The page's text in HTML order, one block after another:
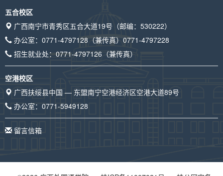
五合校区
广西南宁市青秀区五合大道19号（邮编：530222）
办公室： 0771-4797128 （兼传真） 0771-4797228
招生就业处： 0771-4797126 （兼传真）
空港校区
广西扶绥县中国 — 东盟南宁空港经济区空港大道89号
办公室： 0771-5949128
留言信箱